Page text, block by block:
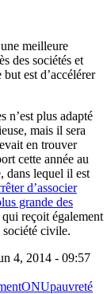
meilleure
des sociétés et
est d’accélérer
n’est plus adapté
mais il sera
en trouver
cette année au
dans lequel il est
d’associer
grande des
reçoit également
société civile.
4, 2014 - 09:57
ONUpauvreté